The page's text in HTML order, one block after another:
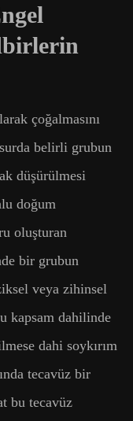
çoğalmasını
belirli grubun
düşürülmesi
doğum
oluşturan
bir grubun
veya zihinsel
kapsam dahilinde
dahi soykırım
tecavüz bir
bu tecavüz